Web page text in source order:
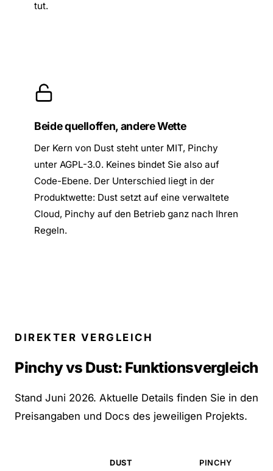
tut.
Beide quelloffen, andere Wette
Der Kern von Dust steht unter MIT, Pinchy
unter AGPL-3.0. Keines bindet Sie also auf
Code-Ebene. Der Unterschied liegt in der
Produktwette: Dust setzt auf eine verwaltete
Cloud, Pinchy auf den Betrieb ganz nach Ihren
Regeln.
DIREKTER VERGLEICH
Pinchy vs Dust: Funktionsvergleich
Stand Juni 2026. Aktuelle Details finden Sie in den
Preisangaben und Docs des jeweiligen Projekts.
DUST PINCHY